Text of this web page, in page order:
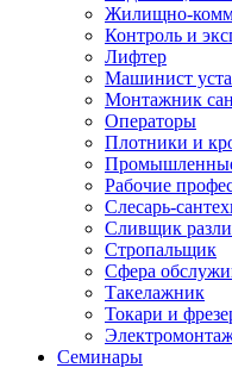
Жилищно-
Контроль и
Лифтер
Машинист
Монтажник
Операторы
Плотники и
Рабочие
Слесарь-
Сливщик
Стропальщик
Сфера
Такелажник
Токари и
Семинары